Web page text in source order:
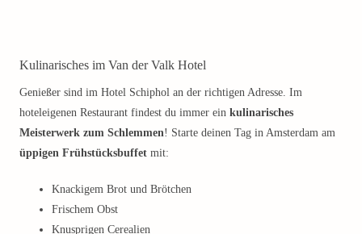
Kulinarisches im Van der Valk Hotel
Genießer sind im Hotel Schiphol an der richtigen Adresse. Im
hoteleigenen Restaurant findest du immer ein kulinarisches
Meisterwerk zum Schlemmen! Starte deinen Tag in Amsterdam am
üppigen Frühstücksbuffet mit:
Knackigem Brot und Brötchen
Frischem Obst
Knusprigen Cerealien